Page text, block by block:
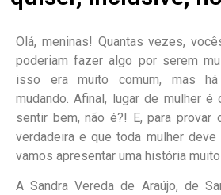
Olá, meninas! Quantas vezes,
poderiam fazer algo por serem
isso era muito comum, mas
mudando. Afinal, lugar de mulher
sentir bem, não é?! E, para provar
verdadeira e que toda mulher
vamos apresentar uma história
A Sandra Vereda de Araújo, de